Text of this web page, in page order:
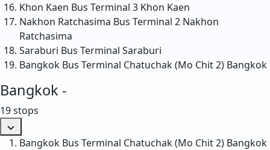
Khon Kaen Bus Terminal 3 Khon Kaen
Nakhon Ratchasima Bus Terminal 2 Nakhon
Ratchasima
Saraburi Bus Terminal Saraburi
Bangkok Bus Terminal Chatuchak (Mo Chit 2) Bangkok
Bangkok -
19 stops
Bangkok Bus Terminal Chatuchak (Mo Chit 2) Bangkok